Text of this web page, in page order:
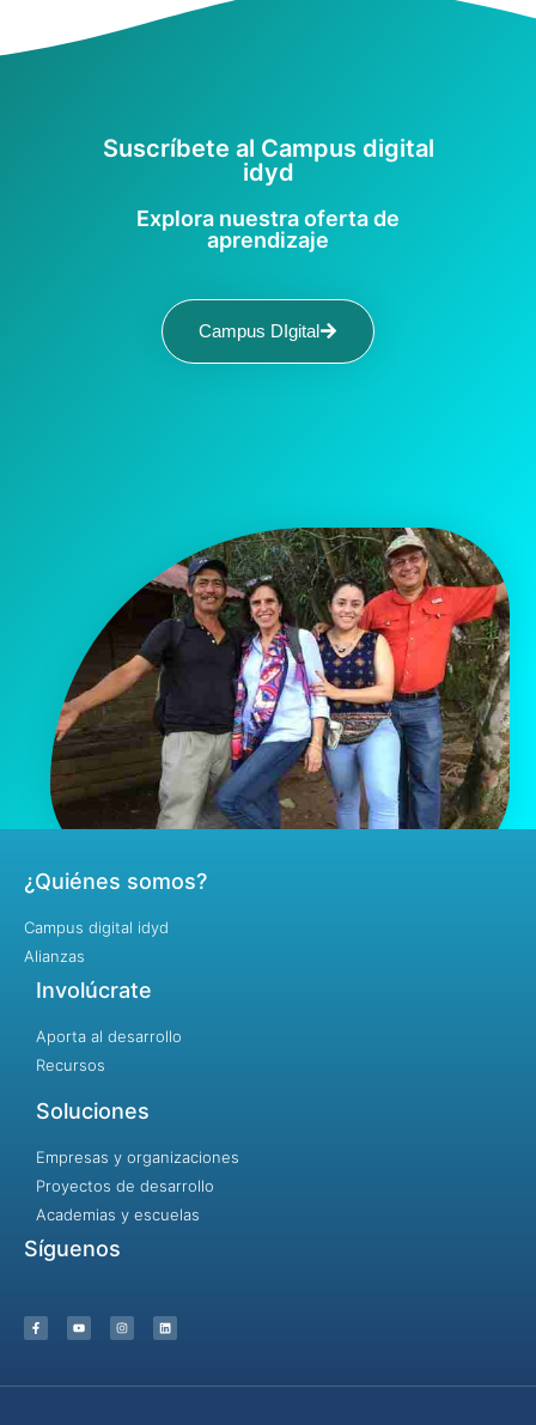
Suscríbete al Campus digital
idyd
Explora nuestra oferta de
aprendizaje
Campus DIgital
¿Quiénes somos?
Campus digital idyd
Alianzas
Involúcrate
Aporta al desarrollo
Recursos
Soluciones
Empresas y organizaciones
Proyectos de desarrollo
Academias y escuelas
Síguenos